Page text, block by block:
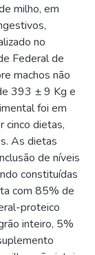
milho, em
no
Federal de
machos não
393 ± 9 Kg e
foi em
cinco dietas,
As dietas
de níveis
constituídas
com 85% de
proteico
inteiro, 5%